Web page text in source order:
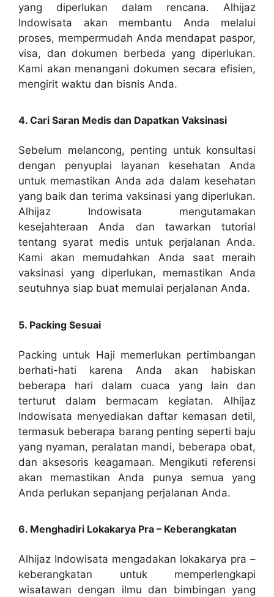
yang diperlukan dalam rencana. Alhijaz
Indowisata akan membantu Anda melalui
proses, mempermudah Anda mendapat paspor,
visa, dan dokumen berbeda yang diperlukan.
Kami akan menangani dokumen secara efisien,
mengirit waktu dan bisnis Anda.
4. Cari Saran Medis dan Dapatkan Vaksinasi
Sebelum melancong, penting untuk konsultasi
dengan penyuplai layanan kesehatan Anda
untuk memastikan Anda ada dalam kesehatan
yang baik dan terima vaksinasi yang diperlukan.
Alhijaz Indowisata mengutamakan
kesejahteraan Anda dan tawarkan tutorial
tentang syarat medis untuk perjalanan Anda.
Kami akan memudahkan Anda saat meraih
vaksinasi yang diperlukan, memastikan Anda
seutuhnya siap buat memulai perjalanan Anda.
5. Packing Sesuai
Packing untuk Haji memerlukan pertimbangan
berhati-hati karena Anda akan habiskan
beberapa hari dalam cuaca yang lain dan
terturut dalam bermacam kegiatan. Alhijaz
Indowisata menyediakan daftar kemasan detil,
termasuk beberapa barang penting seperti baju
yang nyaman, peralatan mandi, beberapa obat,
dan aksesoris keagamaan. Mengikuti referensi
akan memastikan Anda punya semua yang
Anda perlukan sepanjang perjalanan Anda.
6. Menghadiri Lokakarya Pra – Keberangkatan
Alhijaz Indowisata mengadakan lokakarya pra –
keberangkatan untuk memperlengkapi
wisatawan dengan ilmu dan bimbingan yang